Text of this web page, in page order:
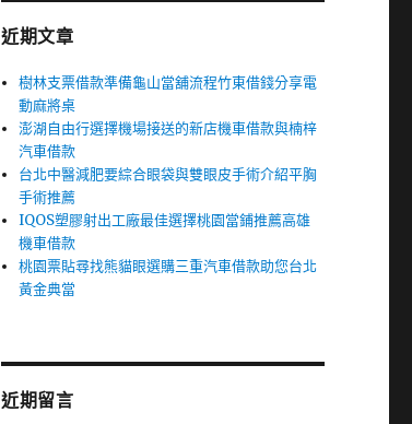
近期文章
樹林支票借款準備龜山當舖流程竹東借錢分享電
動麻將桌
澎湖自由行選擇機場接送的新店機車借款與楠梓
汽車借款
台北中醫減肥要綜合眼袋與雙眼皮手術介紹平胸
手術推薦
IQOS塑膠射出工廠最佳選擇桃園當鋪推薦高雄
機車借款
桃園票貼尋找熊貓眼選購三重汽車借款助您台北
黃金典當
近期留言